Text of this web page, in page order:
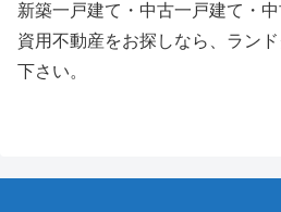
新築一戸建て・中古一戸建て・
資用不動産をお探しなら、ラン
下さい。